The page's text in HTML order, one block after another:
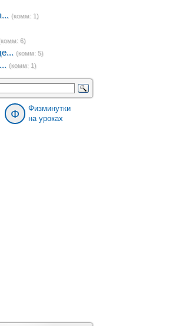
(комм: 1)
6)
(комм: 5)
(комм: 1)
Ф
Физминутки
на уроках